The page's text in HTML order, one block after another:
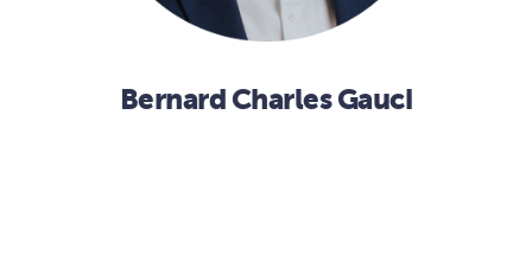
Bernard Charles Gauci